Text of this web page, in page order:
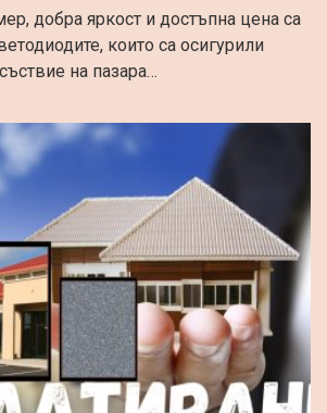
добра яркост и достъпна цена са
които са осигурили
на пазара…